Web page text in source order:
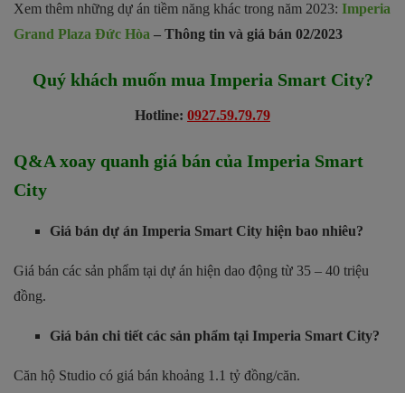
Xem thêm những dự án tiềm năng khác trong năm 2023: Imperia
Grand Plaza Đức Hòa – Thông tin và giá bán 02/2023
Quý khách muốn muaImperia Smart City?
Hotline: 0927.59.79.79
Q&A xoay quanh giá bán của Imperia Smart
City
Giá bán dự án Imperia Smart City hiện bao nhiêu?
Giá bán các sản phẩm tại dự án hiện dao động từ 35 – 40 triệu
đồng.
Giá bán chi tiết các sản phẩm tại Imperia Smart City?
Căn hộ Studio có giá bán khoảng 1.1 tỷ đồng/căn.